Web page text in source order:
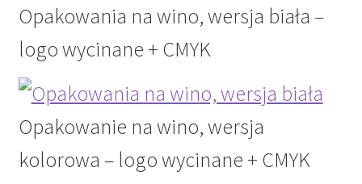
Opakowania na wino, wersja biała –
logo wycinane + CMYK
Opakowanie na wino, wersja
kolorowa – logo wycinane + CMYK